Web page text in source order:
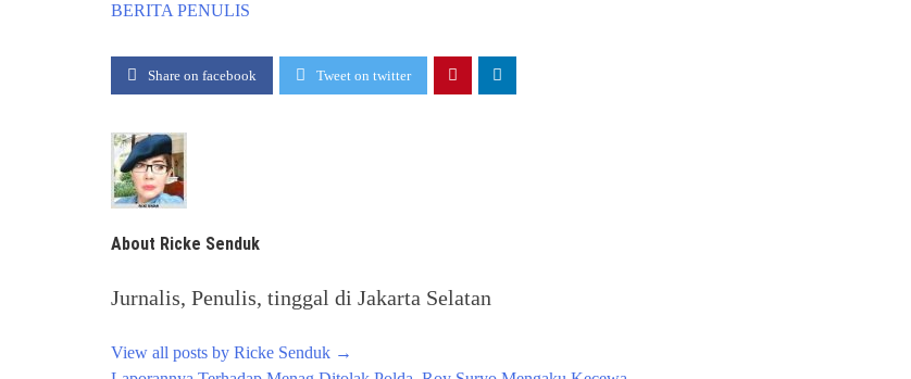
BERITA PENULIS
Share on facebook Tweet on twitter
About Ricke Senduk
Jurnalis, Penulis, tinggal di Jakarta Selatan
View all posts by Ricke Senduk →